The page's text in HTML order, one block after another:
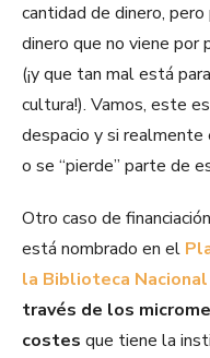
cantidad de dinero,
dinero que no viene por
(¡y que tan mal está
cultura!). Vamos, este
despacio y si
o se “pierde” parte de
Otro caso de
está nombrado en el
la Biblioteca Nacional
través de los
costes que tiene la